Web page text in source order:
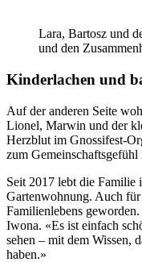
Lara, Bartosz und
und den
Kinderlachen und
Auf der anderen Seite
Lionel, Marwin und der
Herzblut im Gnossifest-
zum
Seit 2017 lebt die
Gartenwohnung. Auch
Familienlebens
Iwona. «Es ist einfach
sehen – mit dem Wissen,
haben.»